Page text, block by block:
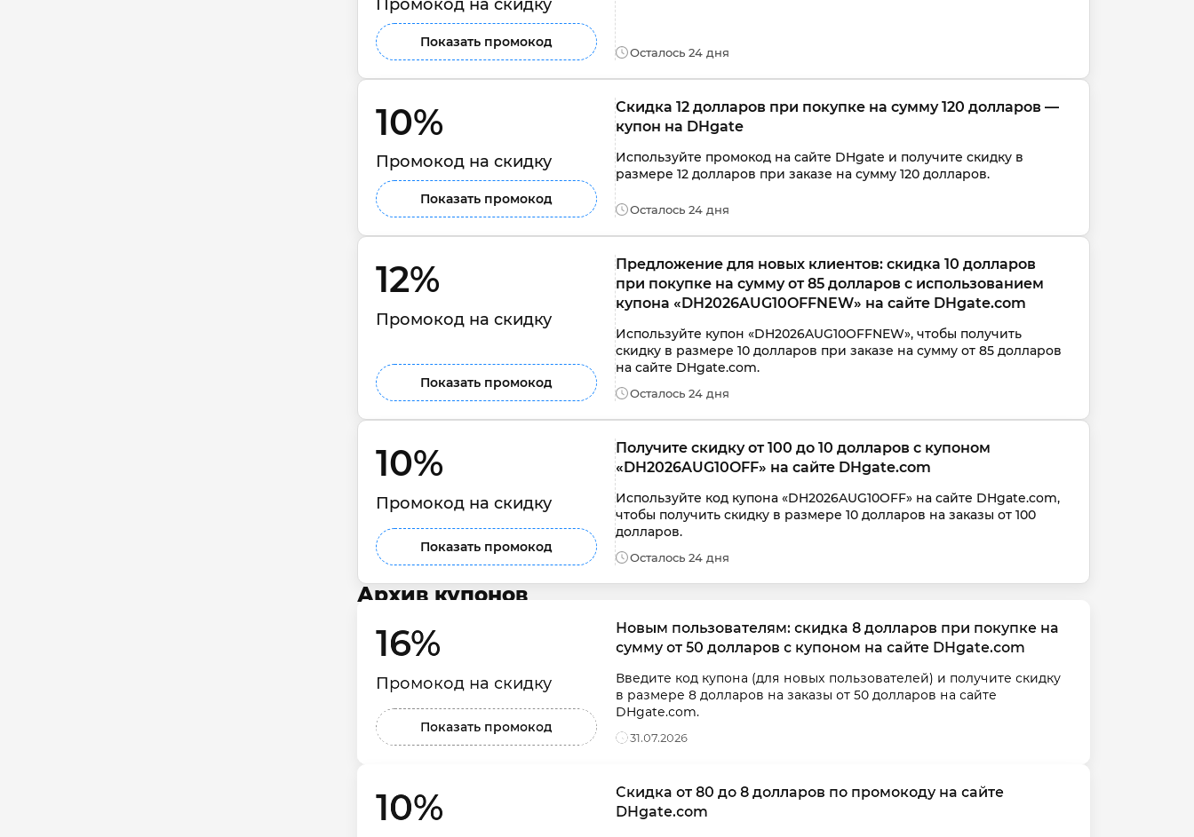
Промокод на скидку
Показать промокод
Осталось 24 дня
10%
Промокод на скидку
Показать промокод
Скидка 12 долларов при покупке на сумму 120 долларов —
купон на DHgate
Используйте промокод на сайте DHgate и получите скидку в
размере 12 долларов при заказе на сумму 120 долларов.
Осталось 24 дня
12%
Промокод на скидку
Показать промокод
Предложение для новых клиентов: скидка 10 долларов
при покупке на сумму от 85 долларов с использованием
купона «DH2026AUG10OFFNEW» на сайте DHgate.com
Используйте купон «DH2026AUG10OFFNEW», чтобы получить
скидку в размере 10 долларов при заказе на сумму от 85 долларов
на сайте DHgate.com.
Осталось 24 дня
10%
Промокод на скидку
Показать промокод
Получите скидку от 100 до 10 долларов с купоном
«DH2026AUG10OFF» на сайте DHgate.com
Используйте код купона «DH2026AUG10OFF» на сайте DHgate.com,
чтобы получить скидку в размере 10 долларов на заказы от 100
долларов.
Осталось 24 дня
Архив купонов
16%
Промокод на скидку
Показать промокод
Новым пользователям: скидка 8 долларов при покупке на
сумму от 50 долларов с купоном на сайте DHgate.com
Введите код купона (для новых пользователей) и получите скидку
в размере 8 долларов на заказы от 50 долларов на сайте
DHgate.com.
31.07.2026
10%
Скидка от 80 до 8 долларов по промокоду на сайте
DHgate.com